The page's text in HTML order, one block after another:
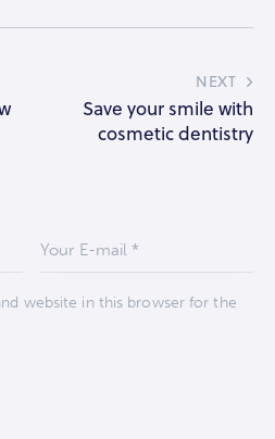
NEXT
Save your smile with
cosmetic dentistry
website in this browser for the